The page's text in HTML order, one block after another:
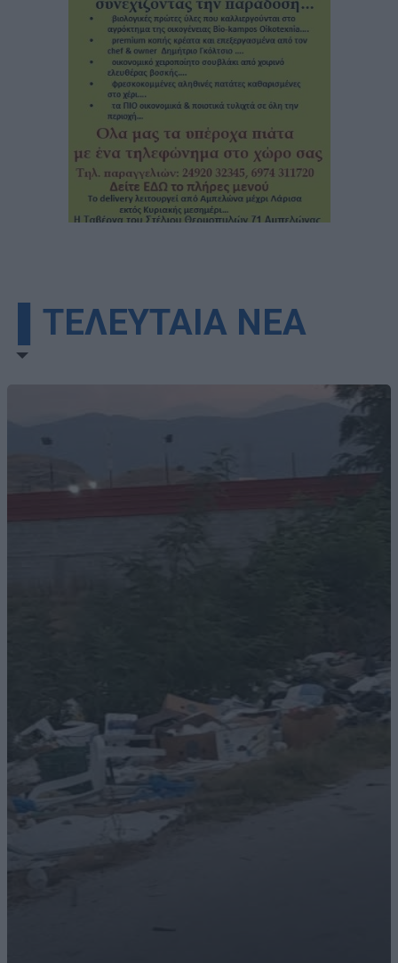
▌ΤΕΛΕΥΤΑΙΑ ΝΕΑ